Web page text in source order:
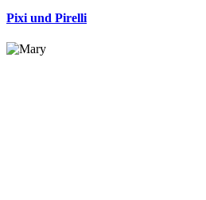
Pixi und Pirelli